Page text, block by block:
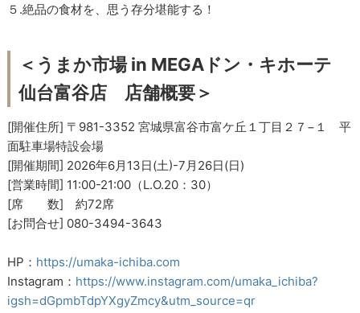
５.絶品の食材を、思う存分堪能する！
＜うまか市場 in MEGAドン・キホーテ
仙台富谷店 店舗概要＞
[開催住所] 〒981-3352 宮城県富谷市富ケ丘１丁目２７−１ 平
面駐車場特設会場
[開催期間] 2026年6月13日(土)-7月26日(日)
[営業時間] 11:00-21:00（L.O.20：30）
[席 数] 約72席
[お問合せ] 080-3494-3643
HP： https://umaka-ichiba.com
Instagram： https://www.instagram.com/umaka_ichiba?
igsh=dGpmbTdpYXgyZmcy&utm_source=qr